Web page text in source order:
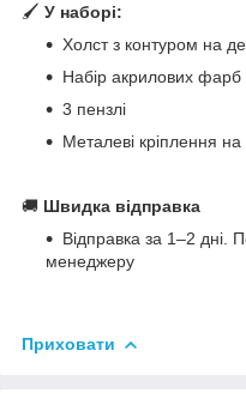
🖌 У наборі:
Холст з контуром на
Набір акрилових фарб
3 пензлі
Металеві кріплення на
🚚 Швидка відправка
Відправка за 1–2 дні.
менеджеру
Приховати